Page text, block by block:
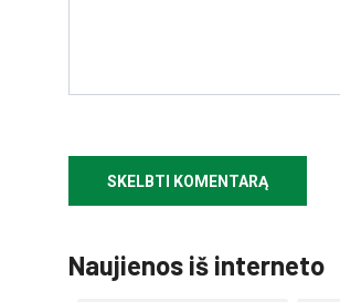
Naujienos iš interneto